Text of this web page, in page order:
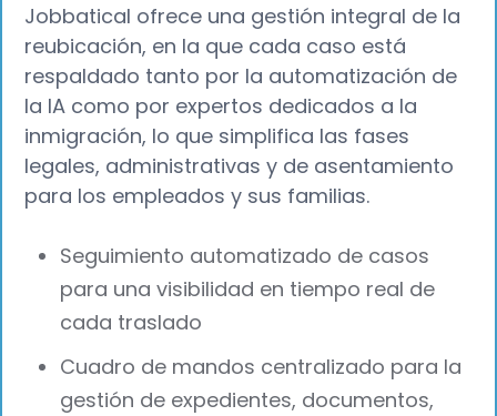
Jobbatical ofrece una gestión integral de la
reubicación, en la que cada caso está
respaldado tanto por la automatización de
la IA como por expertos dedicados a la
inmigración, lo que simplifica las fases
legales, administrativas y de asentamiento
para los empleados y sus familias.
Seguimiento automatizado de casos
para una visibilidad en tiempo real de
cada traslado
Cuadro de mandos centralizado para la
gestión de expedientes, documentos,